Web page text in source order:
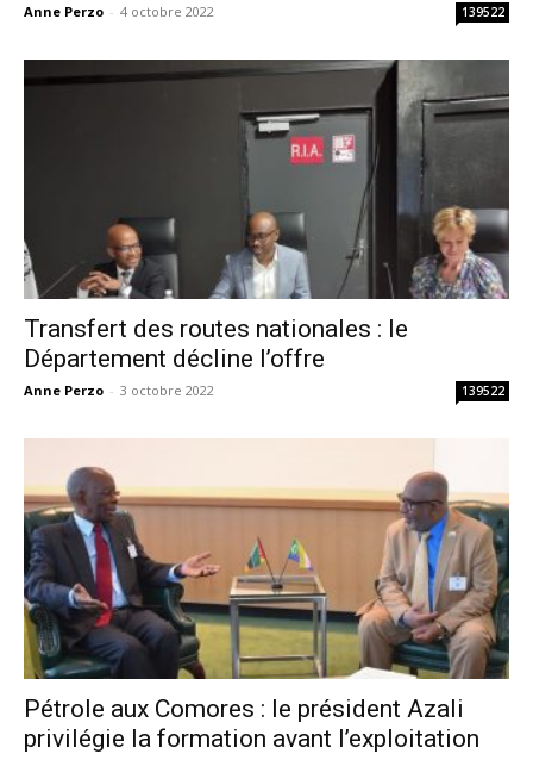
Anne Perzo - 4 octobre 2022 139522
Transfert des routes nationales : le
Département décline l’offre
Anne Perzo - 3 octobre 2022 139522
Pétrole aux Comores : le président Azali
privilégie la formation avant l’exploitation